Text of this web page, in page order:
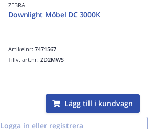
ZEBRA
Downlight Möbel DC 3000K
Artikelnr:7471567
Tillv. art.nr:ZD2MWS
Lägg till i kundvagn
Logga in eller registrera